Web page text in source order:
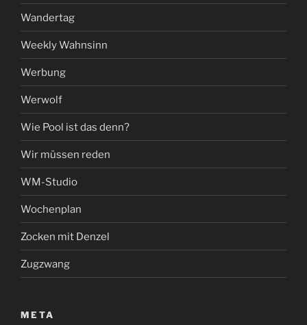
Wandertag
Weekly Wahnsinn
Werbung
Werwolf
Wie Pool ist das denn?
Wir müssen reden
WM-Studio
Wochenplan
Zocken mit Denzel
Zugzwang
META